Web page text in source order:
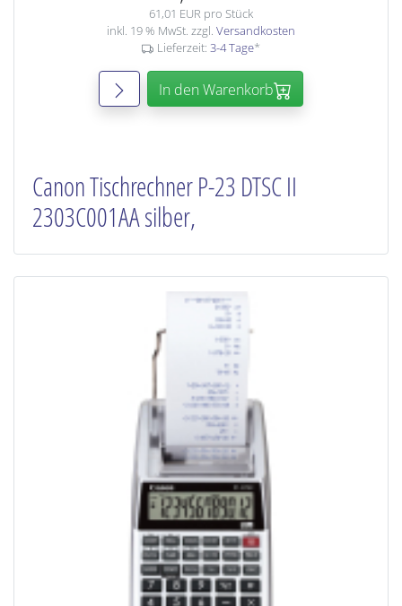
61,01 EUR pro Stück
inkl. 19 % MwSt. zzgl. Versandkosten
Lieferzeit: 3-4 Tage*
In den Warenkorb
Canon Tischrechner P-23 DTSC II
2303C001AA silber,